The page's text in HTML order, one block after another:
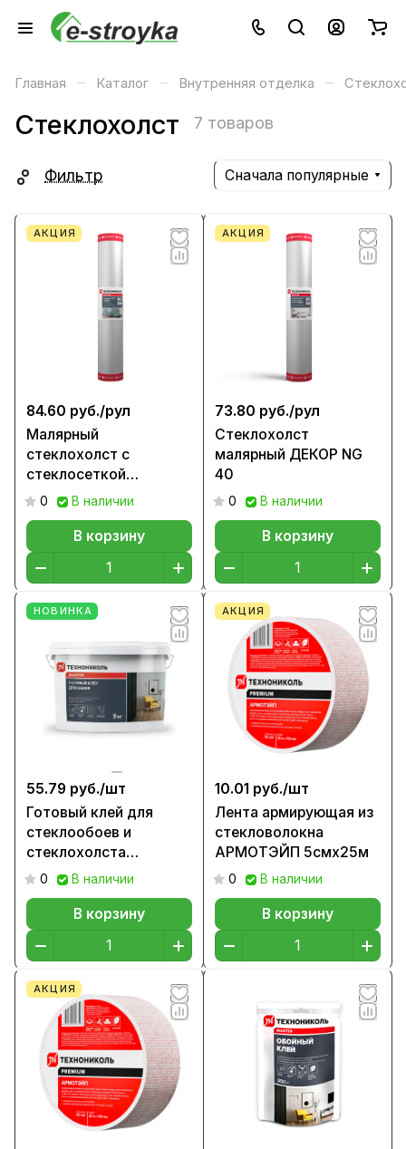
Главная – Каталог – Внутренняя отделка –
Стеклохолст 7 товаров
Фильтр Сначала популярные
АКЦИЯ
84.60 руб./рул
Малярный
стеклохолст с
стеклосеткой
АРМОХОЛСТ 80 г/м2
0 В наличии
В корзину
АКЦИЯ
73.80 руб./рул
Стеклохолст
малярный ДЕКОР NG
40
0 В наличии
В корзину
НОВИНКА
55.79 руб./шт
Готовый клей для
стеклообоев и
стеклохолста
Технониколь Master,
0 В наличии
В корзину
АКЦИЯ
10.01 руб./шт
Лента армирующая из
стекловолокна
АРМОТЭЙП 5смх25м
0 В наличии
В корзину
АКЦИЯ